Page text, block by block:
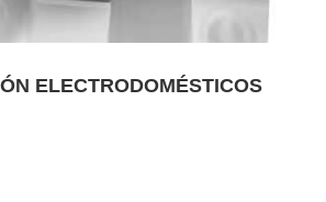
ELECTRODOMÉSTICOS